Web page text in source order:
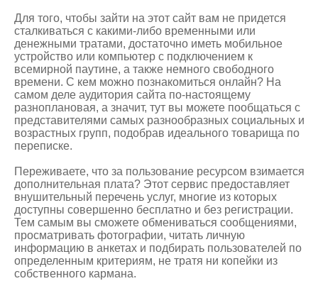
Для того, чтобы зайти на этот сайт вам не придется
сталкиваться с какими-либо временными или
денежными тратами, достаточно иметь мобильное
устройство или компьютер с подключением к
всемирной паутине, а также немного свободного
времени. С кем можно познакомиться онлайн? На
самом деле аудитория сайта по-настоящему
разноплановая, а значит, тут вы можете пообщаться с
представителями самых разнообразных социальных и
возрастных групп, подобрав идеального товарища по
переписке.
Переживаете, что за пользование ресурсом взимается
дополнительная плата? Этот сервис предоставляет
внушительный перечень услуг, многие из которых
доступны совершенно бесплатно и без регистрации.
Тем самым вы сможете обмениваться сообщениями,
просматривать фотографии, читать личную
информацию в анкетах и подбирать пользователей по
определенным критериям, не тратя ни копейки из
собственного кармана.